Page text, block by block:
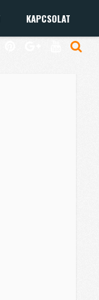
KAPCSOLAT